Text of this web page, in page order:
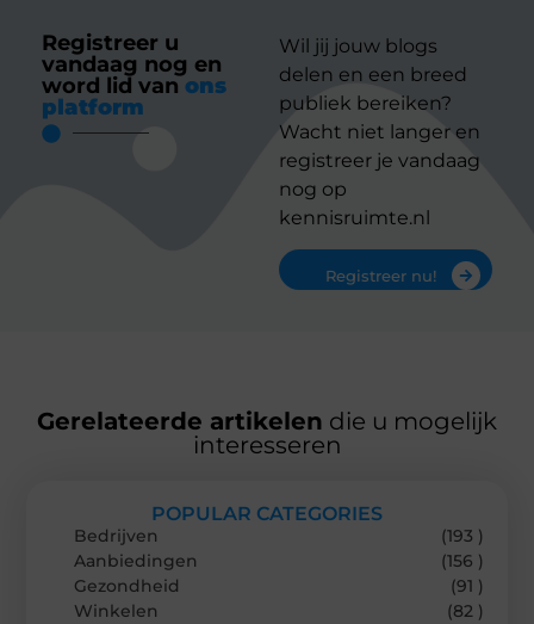
Registreer u
vandaag nog en
word lid van ons
platform
Wil jij jouw blogs
delen en een breed
publiek bereiken?
Wacht niet langer en
registreer je vandaag
nog op
kennisruimte.nl
Registreer nu!
Gerelateerde artikelen die u mogelijk
interesseren
POPULAR CATEGORIES
Bedrijven
(193 )
Aanbiedingen
(156 )
Gezondheid
(91 )
Winkelen
(82 )